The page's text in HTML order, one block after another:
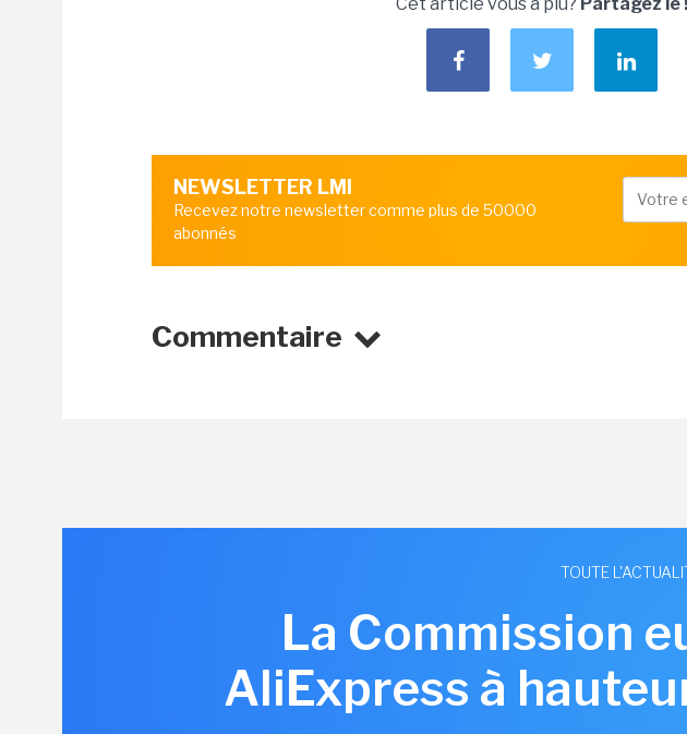
NEWSLETTER LMI
Recevez notre newsletter comme plus de 50000
abonnés
Commentaire
TOUTE
La Commission
AliExpress à